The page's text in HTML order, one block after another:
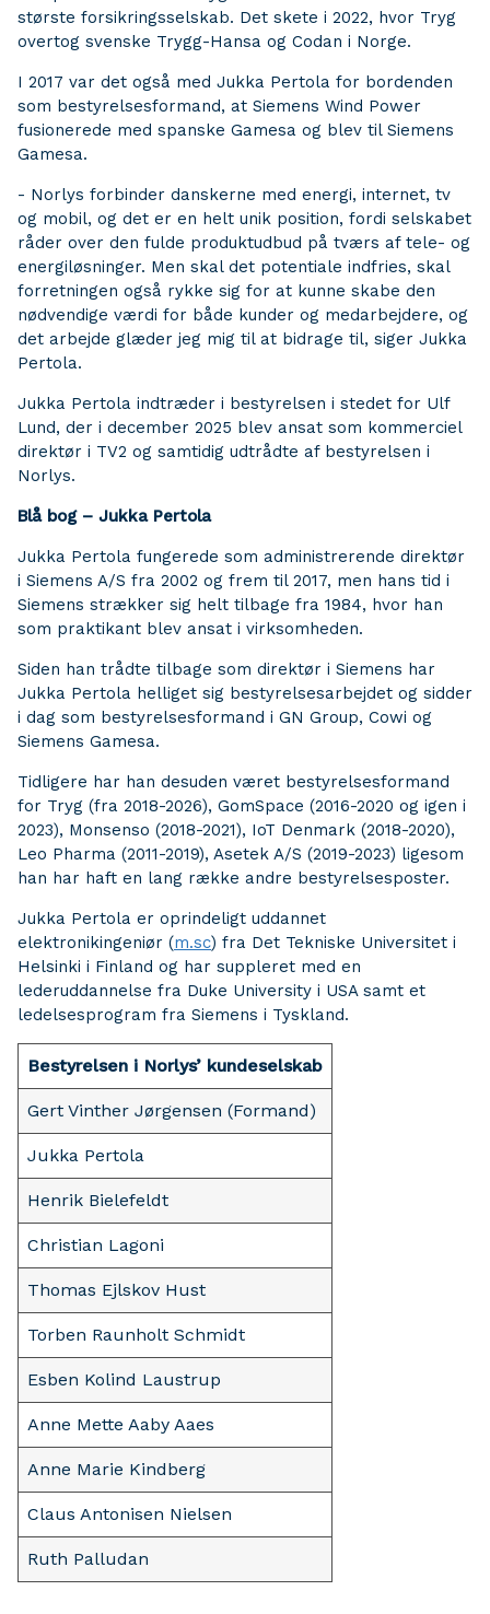
største forsikringsselskab. Det skete i 2022, hvor Tryg
overtog svenske Trygg-Hansa og Codan i Norge.
I 2017 var det også med Jukka Pertola for bordenden
som bestyrelsesformand, at Siemens Wind Power
fusionerede med spanske Gamesa og blev til Siemens
Gamesa.
- Norlys forbinder danskerne med energi, internet, tv
og mobil, og det er en helt unik position, fordi selskabet
råder over den fulde produktudbud på tværs af tele- og
energiløsninger. Men skal det potentiale indfries, skal
forretningen også rykke sig for at kunne skabe den
nødvendige værdi for både kunder og medarbejdere, og
det arbejde glæder jeg mig til at bidrage til, siger Jukka
Pertola.
Jukka Pertola indtræder i bestyrelsen i stedet for Ulf
Lund, der i december 2025 blev ansat som kommerciel
direktør i TV2 og samtidig udtrådte af bestyrelsen i
Norlys.
Blå bog – Jukka Pertola
Jukka Pertola fungerede som administrerende direktør
i Siemens A/S fra 2002 og frem til 2017, men hans tid i
Siemens strækker sig helt tilbage fra 1984, hvor han
som praktikant blev ansat i virksomheden.
Siden han trådte tilbage som direktør i Siemens har
Jukka Pertola helliget sig bestyrelsesarbejdet og sidder
i dag som bestyrelsesformand i GN Group, Cowi og
Siemens Gamesa.
Tidligere har han desuden været bestyrelsesformand
for Tryg (fra 2018-2026), GomSpace (2016-2020 og igen i
2023), Monsenso (2018-2021), IoT Denmark (2018-2020),
Leo Pharma (2011-2019), Asetek A/S (2019-2023) ligesom
han har haft en lang række andre bestyrelsesposter.
Jukka Pertola er oprindeligt uddannet
elektronikingeniør (m.sc) fra Det Tekniske Universitet i
Helsinki i Finland og har suppleret med en
lederuddannelse fra Duke University i USA samt et
ledelsesprogram fra Siemens i Tyskland.
Bestyrelsen i Norlys’ kundeselskab
Gert Vinther Jørgensen (Formand)
Jukka Pertola
Henrik Bielefeldt
Christian Lagoni
Thomas Ejlskov Hust
Torben Raunholt Schmidt
Esben Kolind Laustrup
Anne Mette Aaby Aaes
Anne Marie Kindberg
Claus Antonisen Nielsen
Ruth Palludan